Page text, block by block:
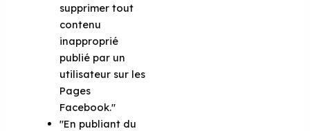
supprimer tout
contenu
inapproprié
publié par un
utilisateur sur les
Pages
Facebook."
"En publiant du